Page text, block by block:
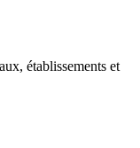
établissements et